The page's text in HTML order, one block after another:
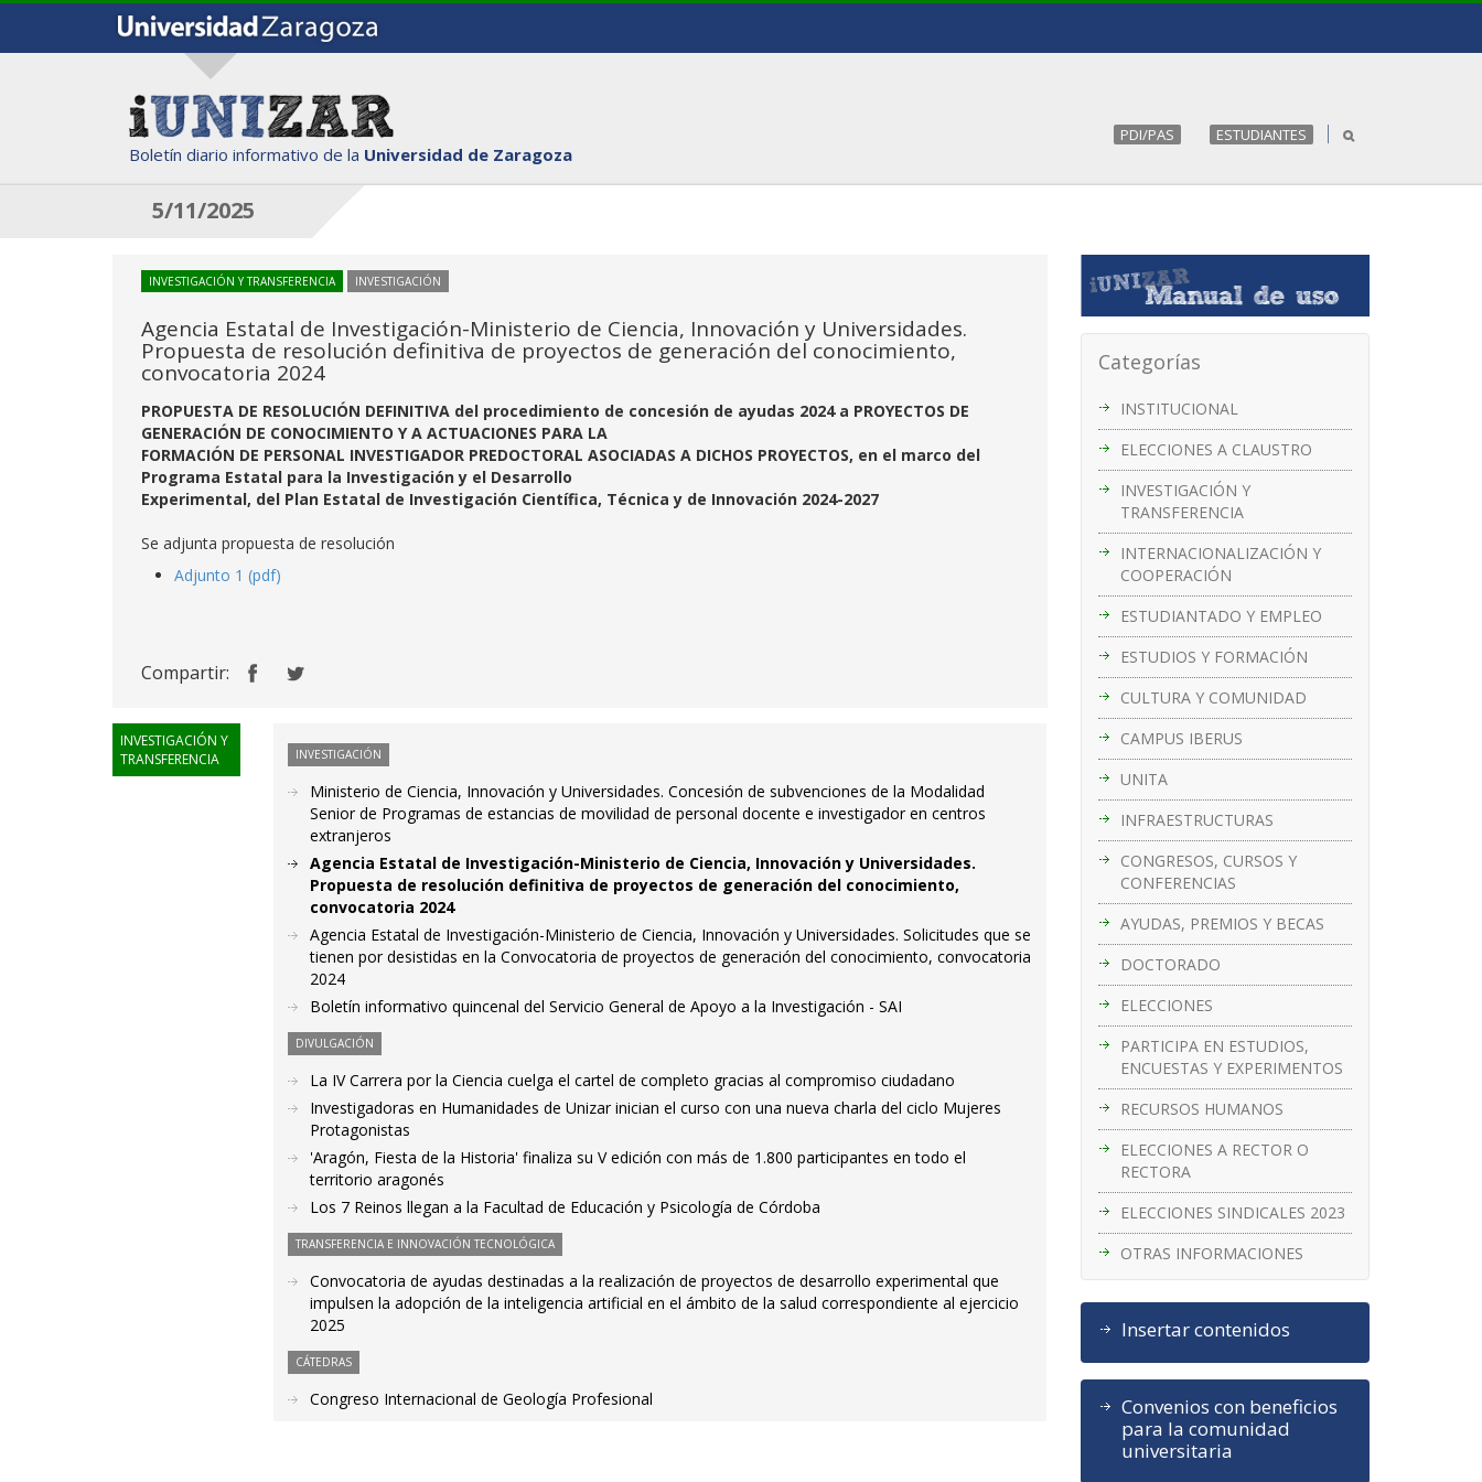
Boletín diario informativo de la Universidad de Zaragoza
PDI/PAS ESTUDIANTES
5/11/2025
Categorías
INSTITUCIONAL
ELECCIONES A CLAUSTRO
INVESTIGACIÓN Y
TRANSFERENCIA
INTERNACIONALIZACIÓN Y
COOPERACIÓN
ESTUDIANTADO Y EMPLEO
ESTUDIOS Y FORMACIÓN
CULTURA Y COMUNIDAD
CAMPUS IBERUS
UNITA
INFRAESTRUCTURAS
CONGRESOS, CURSOS Y
CONFERENCIAS
AYUDAS, PREMIOS Y BECAS
DOCTORADO
ELECCIONES
PARTICIPA EN ESTUDIOS,
ENCUESTAS Y EXPERIMENTOS
RECURSOS HUMANOS
ELECCIONES A RECTOR O
RECTORA
ELECCIONES SINDICALES 2023
OTRAS INFORMACIONES
Insertar contenidos
Convenios con beneficios
para la comunidad
universitaria
INVESTIGACIÓN Y TRANSFERENCIA INVESTIGACIÓN
Agencia Estatal de Investigación-Ministerio de Ciencia, Innovación y Universidades.
Propuesta de resolución definitiva de proyectos de generación del conocimiento,
convocatoria 2024
PROPUESTA DE RESOLUCIÓN DEFINITIVA del procedimiento de concesión de ayudas 2024 a PROYECTOS DE
GENERACIÓN DE CONOCIMIENTO Y A ACTUACIONES PARA LA
FORMACIÓN DE PERSONAL INVESTIGADOR PREDOCTORAL ASOCIADAS A DICHOS PROYECTOS, en el marco del
Programa Estatal para la Investigación y el Desarrollo
Experimental, del Plan Estatal de Investigación Científica, Técnica y de Innovación 2024-2027
Se adjunta propuesta de resolución
Adjunto 1 (pdf)
Compartir:
INVESTIGACIÓN Y
TRANSFERENCIA
INVESTIGACIÓN
Ministerio de Ciencia, Innovación y Universidades. Concesión de subvenciones de la Modalidad
Senior de Programas de estancias de movilidad de personal docente e investigador en centros
extranjeros
Agencia Estatal de Investigación-Ministerio de Ciencia, Innovación y Universidades.
Propuesta de resolución definitiva de proyectos de generación del conocimiento,
convocatoria 2024
Agencia Estatal de Investigación-Ministerio de Ciencia, Innovación y Universidades. Solicitudes que se
tienen por desistidas en la Convocatoria de proyectos de generación del conocimiento, convocatoria
2024
Boletín informativo quincenal del Servicio General de Apoyo a la Investigación - SAI
DIVULGACIÓN
La IV Carrera por la Ciencia cuelga el cartel de completo gracias al compromiso ciudadano
Investigadoras en Humanidades de Unizar inician el curso con una nueva charla del ciclo Mujeres
Protagonistas
'Aragón, Fiesta de la Historia' finaliza su V edición con más de 1.800 participantes en todo el
territorio aragonés
Los 7 Reinos llegan a la Facultad de Educación y Psicología de Córdoba
TRANSFERENCIA E INNOVACIÓN TECNOLÓGICA
Convocatoria de ayudas destinadas a la realización de proyectos de desarrollo experimental que
impulsen la adopción de la inteligencia artificial en el ámbito de la salud correspondiente al ejercicio
2025
CÁTEDRAS
Congreso Internacional de Geología Profesional